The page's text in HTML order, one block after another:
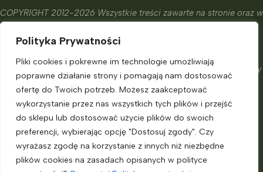
Polityka Prywatności
Pliki cookies i pokrewne im technologie umożliwiają
poprawne działanie strony i pomagają nam dostosować
ofertę do Twoich potrzeb. Możesz zaakceptować
wykorzystanie przez nas wszystkich tych plików i przejść
do sklepu lub dostosować użycie plików do swoich
preferencji, wybierając opcję "Dostosuj zgody". Czy
wyrażasz zgodę na korzystanie z innych niż niezbędne
plików cookies na zasadach opisanych w polityce
COPYRIGHT 2012-2026 Wszystkie treści zawarte na stronie oraz w
edukacyjny, informacyjny oraz hobbistyczny.
chorobom. Nie zastąpią one porady eksperta, o którą powinniśmy
zadbać.
Informacje dla klienta
Moje konto
Polityka prywatności
Regulamin sklepu